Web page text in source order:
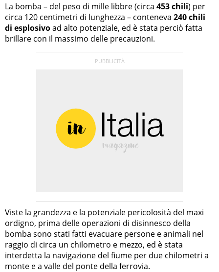
La bomba – del peso di mille libbre (circa 453 chili) per
circa 120 centimetri di lunghezza – conteneva 240 chili
di esplosivoad alto potenziale, ed è stata perciò fatta
brillare con il massimo delle precauzioni.
Viste la grandezza e la potenziale pericolosità del maxi
ordigno, prima delle operazioni di disinnesco della
bomba sono stati fatti evacuare persone e animali nel
raggio di circa un chilometro e mezzo, ed è stata
interdetta la navigazione del fiume per due chilometri a
monte e a valle del ponte della ferrovia.